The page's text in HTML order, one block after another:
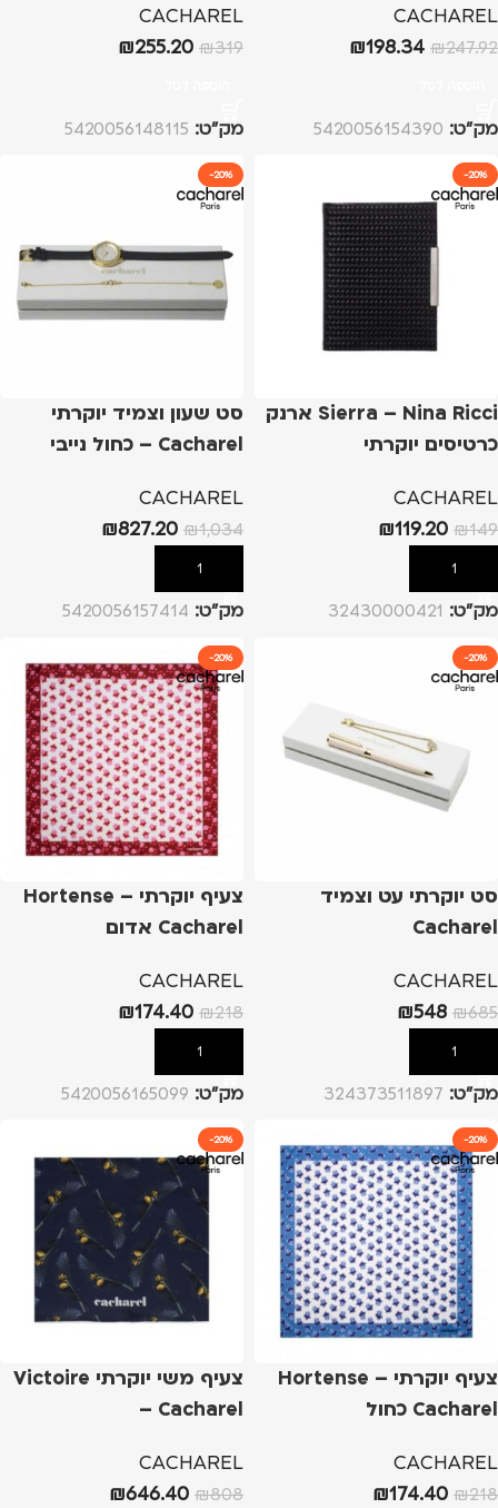
CACHAREL
₪247.92
₪198.34
מק”ט: 5420056154390
CACHAREL
₪319
₪255.20
מק”ט: 5420056148115
-20%
Sierra – Nina Ricci ארנק
כרטיסים יוקרתי
CACHAREL
₪149
₪119.20
הוספה לסל
מק”ט: 32430000421
-20%
סט שעון וצמיד יוקרתי
Cacharel – כחול נייבי
CACHAREL
₪1,034
₪827.20
הוספה לסל
מק”ט: 5420056157414
-20%
סט יוקרתי עט וצמיד
Cacharel
CACHAREL
₪685
₪548
הוספה לסל
מק”ט: 324373511897
-20%
צעיף יוקרתי Hortense –
Cacharel אדום
CACHAREL
₪218
₪174.40
הוספה לסל
מק”ט: 5420056165099
-20%
צעיף יוקרתי Hortense –
Cacharel כחול
CACHAREL
₪218
₪174.40
-20%
צעיף משי יוקרתי Victoire
– Cacharel
CACHAREL
₪808
₪646.40